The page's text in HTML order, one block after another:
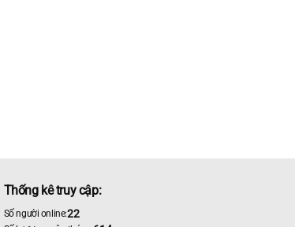
Thống kê truy cập:
Số người online:22